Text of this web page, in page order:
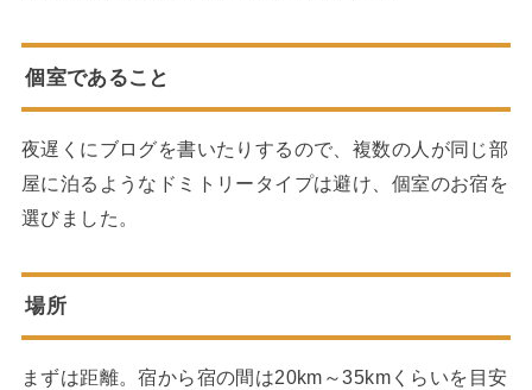
個室であること
夜遅くにブログを書いたりするので、複数の人が同じ部
屋に泊るようなドミトリータイプは避け、個室のお宿を
選びました。
場所
まずは距離。宿から宿の間は20km～35kmくらいを目安